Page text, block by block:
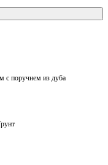
с поручнем из дуба